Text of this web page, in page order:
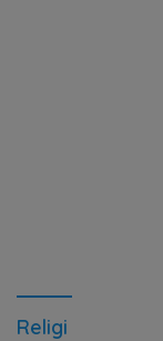
Religi